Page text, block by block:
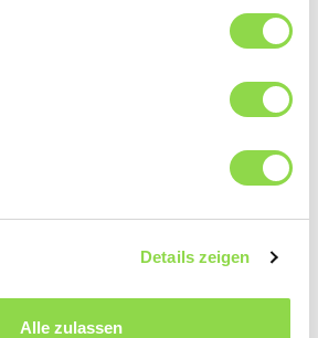
Details zeigen
Alle zulassen